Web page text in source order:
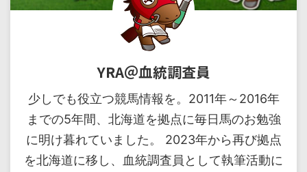
YRA＠血統調査員
少しでも役立つ競馬情報を。2011年～2016年
までの5年間、北海道を拠点に毎日馬のお勉強
に明け暮れていました。 2023年から再び拠点
を北海道に移し、血統調査員として執筆活動に